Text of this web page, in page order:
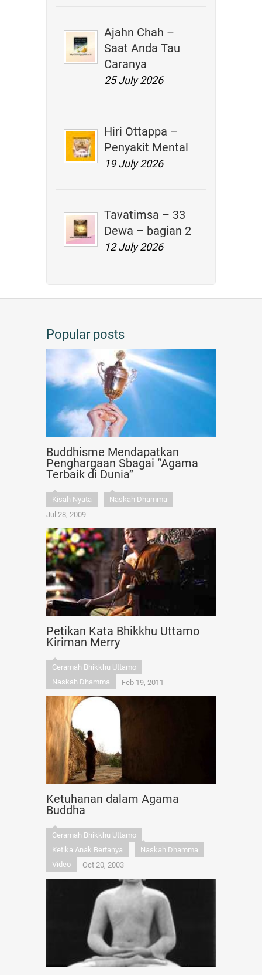
Ajahn Chah –
Saat Anda Tau
Caranya
25 July 2026
Hiri Ottappa –
Penyakit Mental
19 July 2026
Tavatimsa – 33
Dewa – bagian 2
12 July 2026
Popular posts
Buddhisme Mendapatkan
Penghargaan Sbagai “Agama
Terbaik di Dunia”
Kisah Nyata
Naskah Dhamma
Jul 28, 2009
Petikan Kata Bhikkhu Uttamo
Kiriman Merry
Ceramah Bhikkhu Uttamo
Naskah Dhamma
Feb 19, 2011
Ketuhanan dalam Agama
Buddha
Ceramah Bhikkhu Uttamo
Ketika Anak Bertanya
Naskah Dhamma
Video
Oct 20, 2003